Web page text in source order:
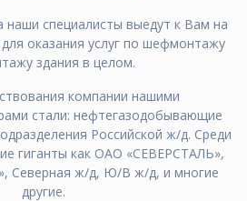
наши специалисты выедут к Вам на
оказания услуг по шефмонтажу
здания в целом.
компании нашими
стали: нефтегазодобывающие
Российской ж/д. Среди
гиганты как ОАО «СЕВЕРСТАЛЬ»,
Северная ж/д, Ю/В ж/д, и многие
другие.